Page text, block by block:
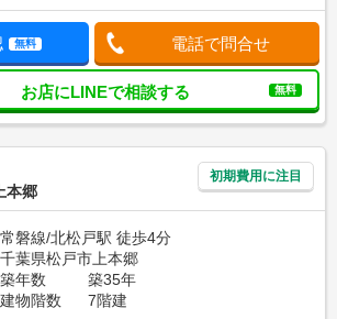
無料 電話で問合せ
お店にLINEで相談する 無料
本郷
初期費用に注目
常磐線/北松戸駅 徒歩4分
千葉県松戸市上本郷
築年数
築35年
建物階数
7階建